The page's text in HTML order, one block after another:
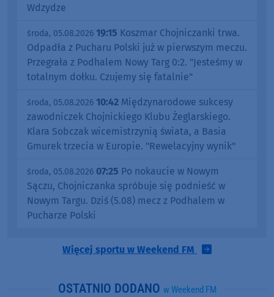
Wdzydze
środa, 05.08.2026 19:15 Koszmar Chojniczanki trwa.
Odpadła z Pucharu Polski już w pierwszym meczu.
Przegrała z Podhalem Nowy Targ 0:2. "Jesteśmy w
totalnym dołku. Czujemy się fatalnie"
środa, 05.08.2026 10:42 Międzynarodowe sukcesy
zawodniczek Chojnickiego Klubu Żeglarskiego.
Klara Sobczak wicemistrzynią świata, a Basia
Gmurek trzecia w Europie. "Rewelacyjny wynik"
środa, 05.08.2026 07:25 Po nokaucie w Nowym
Sączu, Chojniczanka spróbuje się podnieść w
Nowym Targu. Dziś (5.08) mecz z Podhalem w
Pucharze Polski
Więcej sportu w Weekend FM
OSTATNIO DODANO w Weekend FM